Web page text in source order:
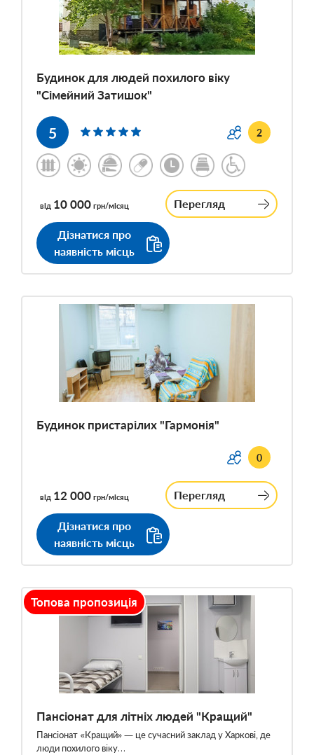
Будинок для людей похилого віку
"Сімейний Затишок"
5 2
від 10 000 грн/місяц Перегляд
Дізнатися про
наявність місць
Будинок пристарілих "Гармонія"
0
від 12 000 грн/місяц Перегляд
Дізнатися про
наявність місць
Топова пропозиція
Пансіонат для літніх людей "Кращий"
Пансіонат «Кращий» — це сучасний заклад у Харкові, де
люди похилого віку…